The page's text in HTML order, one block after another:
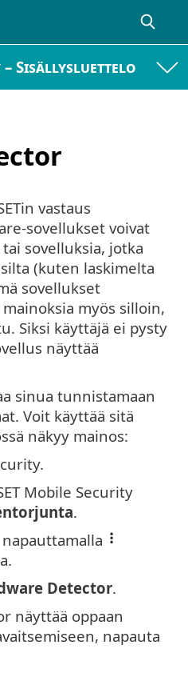
– Sisällysluettelo
vastaus
sovellukset voivat
sovelluksia, jotka
(kuten laskimelta
sovellukset
myös silloin,
Siksi käyttäjä ei pysty
näyttää
sinua tunnistamaan
Voit käyttää sitä
näkyy mainos:
Mobile Security
.
Detector.
näyttää oppaan
napauta